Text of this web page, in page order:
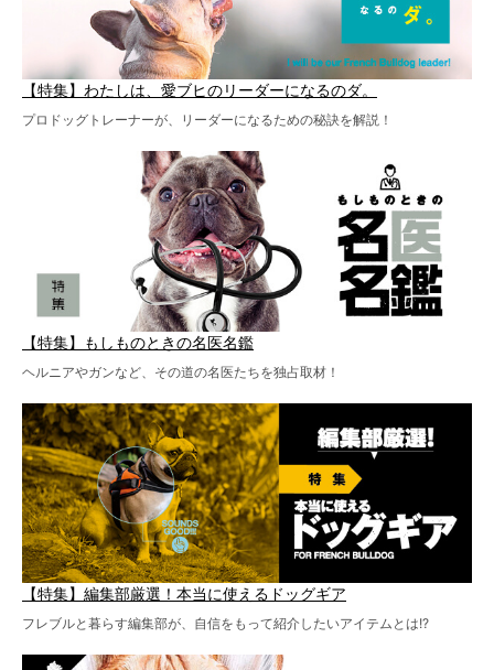
【特集】わたしは、愛ブヒのリーダーになるのダ。
プロドッグトレーナーが、リーダーになるための秘訣を解説！
【特集】もしものときの名医名鑑
ヘルニアやガンなど、その道の名医たちを独占取材！
【特集】編集部厳選！本当に使えるドッグギア
フレブルと暮らす編集部が、自信をもって紹介したいアイテムとは!?